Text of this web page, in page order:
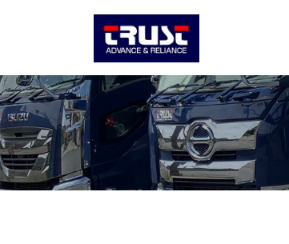
ツ
へ
ス
キ
ッ
プ
シ
ョ
ン
に
移
動